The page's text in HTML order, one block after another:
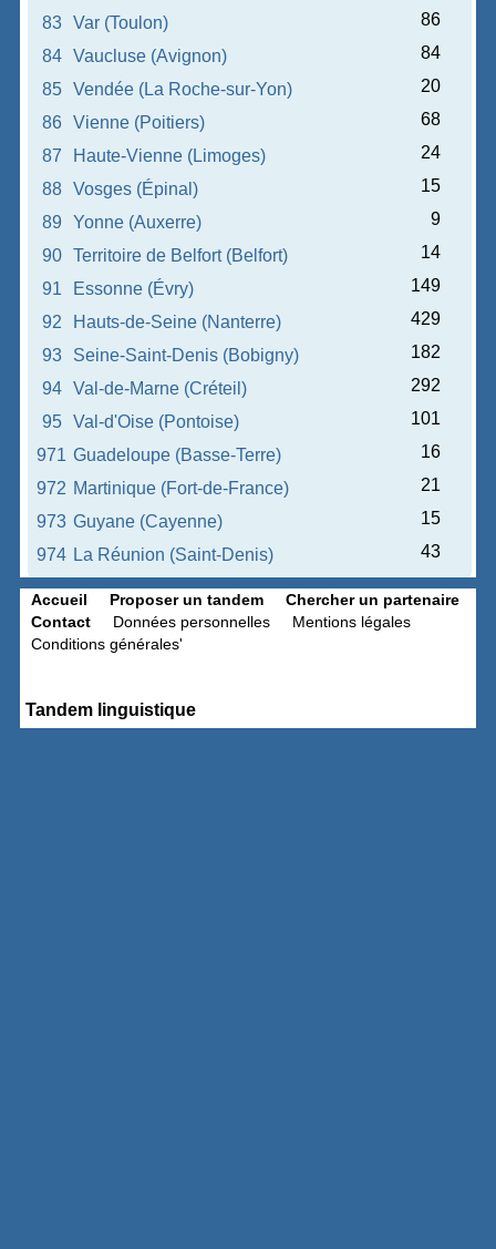
83
Var (Toulon)
86
84
Vaucluse (Avignon)
84
85
Vendée (La Roche-sur-Yon)
20
86
Vienne (Poitiers)
68
87
Haute-Vienne (Limoges)
24
88
Vosges (Épinal)
15
89
Yonne (Auxerre)
9
90
Territoire de Belfort (Belfort)
14
91
Essonne (Évry)
149
92
Hauts-de-Seine (Nanterre)
429
93
Seine-Saint-Denis (Bobigny)
182
94
Val-de-Marne (Créteil)
292
95
Val-d'Oise (Pontoise)
101
971 Guadeloupe (Basse-Terre)
16
972 Martinique (Fort-de-France)
21
973 Guyane (Cayenne)
15
974 La Réunion (Saint-Denis) 43
Accueil Proposer un tandem
Chercher un partenaire
Contact
Données personnelles
Mentions légales
Conditions générales'
Tandem linguistique